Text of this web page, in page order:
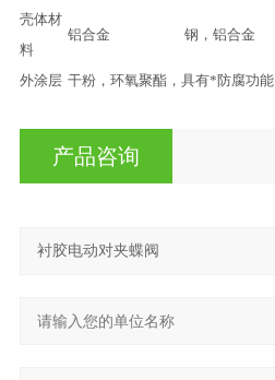
壳体材
料
铝合金 钢，铝合金
外涂层 干粉，环氧聚酯，具有*防腐功能
产品咨询